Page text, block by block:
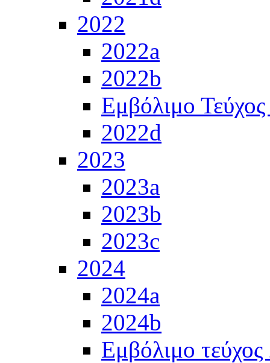
2022
2022a
2022b
Εμβόλιμο
2022d
2023
2023a
2023b
2023c
2024
2024a
2024b
Εμβόλιμο